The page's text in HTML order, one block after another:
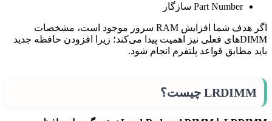
Part Number سازگار
اگر هدف شما افزایش RAM سرور موجود است، مشخصات
DIMMهای فعلی نیز اهمیت پیدا می‌کند؛ زیرا افزودن حافظه جدید
باید مطابق قواعد پلتفرم انجام شود.
LRDIMM چیست؟